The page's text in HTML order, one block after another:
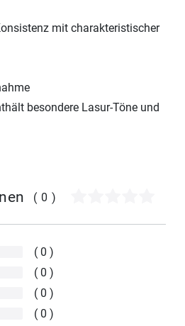
mit charakteristischer
besondere Lasur-Töne und
(0)
0
0
0
0